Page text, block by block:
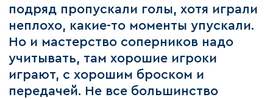
подряд пропускали голы, хотя играли
неплохо, какие-то моменты упускали.
Но и мастерство соперников надо
учитывать, там хорошие игроки
играют, с хорошим броском и
передачей. Не все большинство